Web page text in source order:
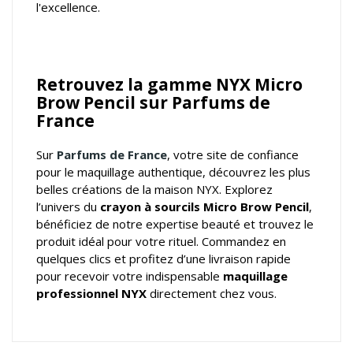
l'excellence.
Retrouvez la gamme NYX Micro
Brow Pencil sur Parfums de
France
Sur Parfums de France, votre site de confiance
pour le maquillage authentique, découvrez les plus
belles créations de la maison NYX. Explorez
l’univers du crayon à sourcils Micro Brow Pencil,
bénéficiez de notre expertise beauté et trouvez le
produit idéal pour votre rituel. Commandez en
quelques clics et profitez d’une livraison rapide
pour recevoir votre indispensable maquillage
professionnel NYX directement chez vous.